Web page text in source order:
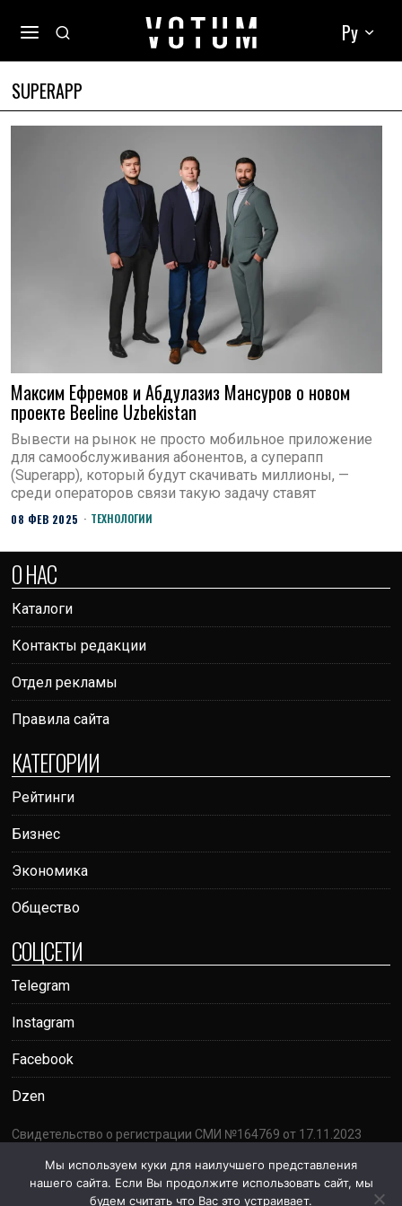
Ру
SUPERAPP
Максим Ефремов и Абдулазиз Мансуров о новом
проекте Beeline Uzbekistan
Вывести на рынок не просто мобильное приложение
для самообслуживания абонентов, а суперапп
(Superapp), который будут скачивать миллионы, —
среди операторов связи такую задачу ставят
08 ФЕВ 2025 ТЕХНОЛОГИИ
О НАС
Каталоги
Контакты редакции
Отдел рекламы
Правила сайта
КАТЕГОРИИ
Рейтинги
Бизнес
Экономика
Общество
СОЦСЕТИ
Telegram
Instagram
Facebook
Dzen
Свидетельство о регистрации СМИ №164769 от 17.11.2023
Почта:votumrating@gmail.com
18+
Мы используем куки для наилучшего представления
нашего сайта. Если Вы продолжите использовать сайт, мы
будем считать что Вас это устраивает.